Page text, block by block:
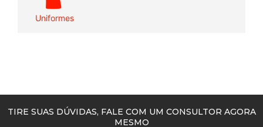
Uniformes
TIRE SUAS DÚVIDAS, FALE COM UM CONSULTOR AGORA
MESMO